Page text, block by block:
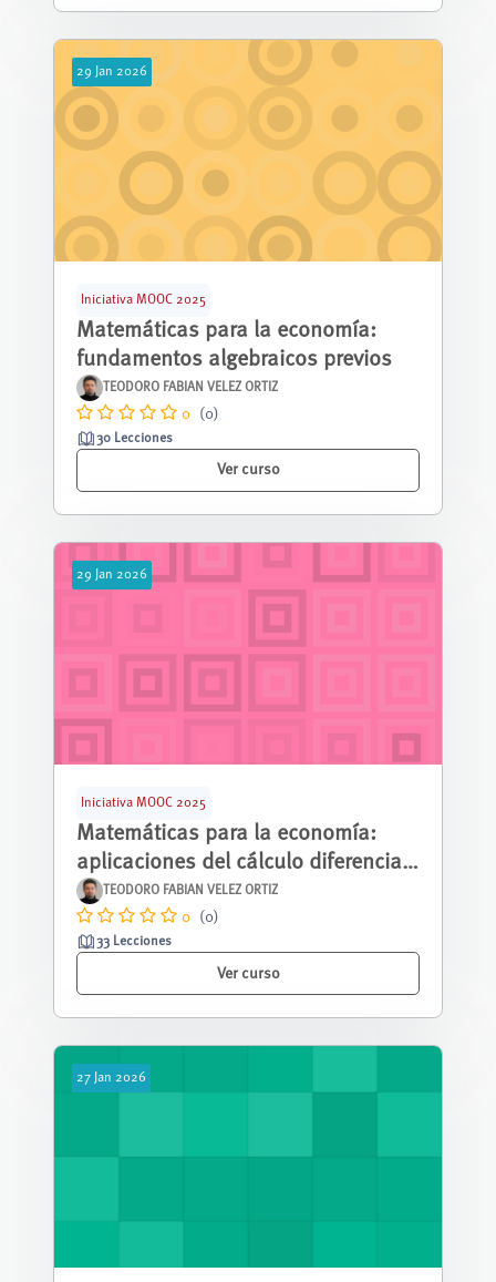
29 Jan 2026
Iniciativa MOOC 2025
Matemáticas para la economía:
fundamentos algebraicos previos
TEODORO FABIAN VELEZ ORTIZ
0 (0)
30 Lecciones
Ver curso
29 Jan 2026
Iniciativa MOOC 2025
Matemáticas para la economía:
aplicaciones del cálculo diferencial
en una variable
TEODORO FABIAN VELEZ ORTIZ
0 (0)
33 Lecciones
Ver curso
27 Jan 2026